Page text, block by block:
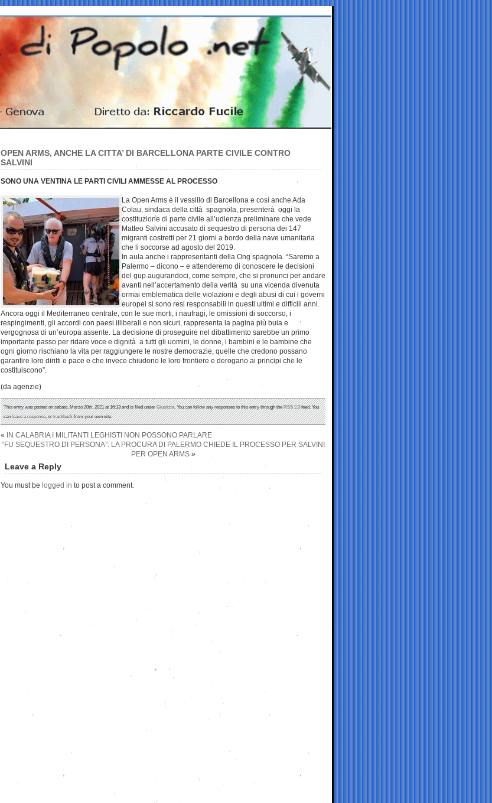
OPEN ARMS, ANCHE LA CITTA’ DI BARCELLONA PARTE CIVILE CONTRO
SALVINI
SONO UNA VENTINA LE PARTI CIVILI AMMESSE AL PROCESSO
La Open Arms è il vessillo di Barcellona e così anche Ada
Colau, sindaca della città spagnola, presenterà oggi la
costituzione di parte civile all’udienza preliminare che vede
Matteo Salvini accusato di sequestro di persona dei 147
migranti costretti per 21 giorni a bordo della nave umanitaria
che li soccorse ad agosto del 2019.
In aula anche i rappresentanti della Ong spagnola. “Saremo a
Palermo – dicono – e attenderemo di conoscere le decisioni
del gup augurandoci, come sempre, che si pronunci per andare
avanti nell’accertamento della verità su una vicenda divenuta
ormai emblematica delle violazioni e degli abusi di cui i governi
europei si sono resi responsabili in questi ultimi e difficili anni.
Ancora oggi il Mediterraneo centrale, con le sue morti, i naufragi, le omissioni di soccorso, i
respingimenti, gli accordi con paesi illiberali e non sicuri, rappresenta la pagina più buia e
vergognosa di un’europa assente. La decisione di proseguire nel dibattimento sarebbe un primo
importante passo per ridare voce e dignità a tutti gli uomini, le donne, i bambini e le bambine che
ogni giorno rischiano la vita per raggiungere le nostre democrazie, quelle che credono possano
garantire loro diritti e pace e che invece chiudono le loro frontiere e derogano ai principi che le
costituiscono”.
(da agenzie)
This entry was posted on sabato, Marzo 20th, 2021 at 16:13 and is filed underGiustizia. You can follow any responses to this entry through theRSS 2.0feed. You
canleave a response, ortrackbackfrom your own site.
«
IN CALABRIA I MILITANTI LEGHISTI NON POSSONO PARLARE
“FU SEQUESTRO DI PERSONA”: LA PROCURA DI PALERMO CHIEDE IL PROCESSO PER SALVINI
PER OPEN ARMS»
Leave a Reply
You must be logged in to post a comment.